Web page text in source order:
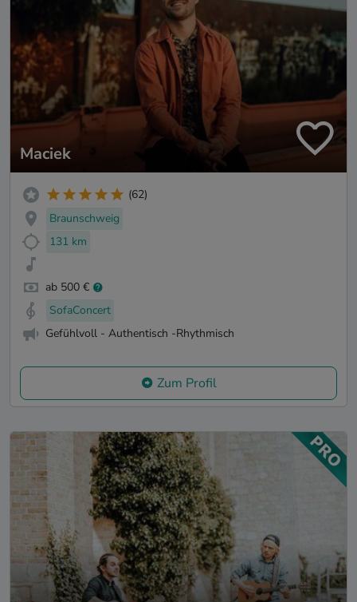
Maciek
(62)
Braunschweig
131 km
ab 500 €
SofaConcert
Gefühlvoll - Authentisch -Rhythmisch
Zum Profil